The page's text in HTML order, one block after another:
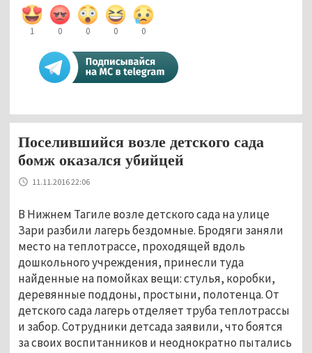
1 0 0 0 0
Поселившийся возле детского сада
бомж оказался убийцей
11.11.2016 22:06
В Нижнем Тагиле возле детского сада на улице
Зари разбили лагерь бездомные. Бродяги заняли
место на теплотрассе, проходящей вдоль
дошкольного учреждения, принесли туда
найденные на помойках вещи: стулья, коробки,
деревянные поддоны, простыни, полотенца. От
детского сада лагерь отделяет труба теплотрассы
и забор. Сотрудники детсада заявили, что боятся
за своих воспитанников и неоднократно пытались